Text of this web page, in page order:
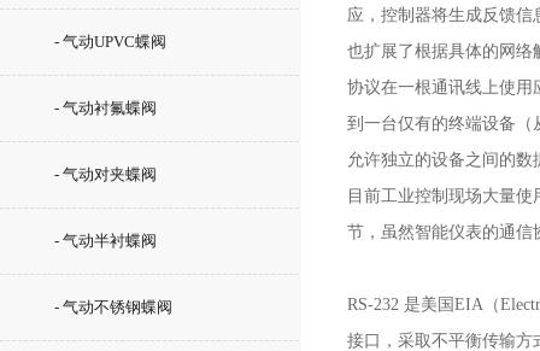
- 气动UPVC蝶阀
- 气动衬氟蝶阀
- 气动对夹蝶阀
- 气动半衬蝶阀
- 气动不锈钢蝶阀
应，控制器将生成反馈信
也扩展了根据具体的网
协议在一根通讯线上使用
到一台仅有的终端设备（
允许独立的设备之间的
目前工业控制现场大量
节，虽然智能仪表的通信
RS-232 是美国EIA（
接口，采取不平衡传输方